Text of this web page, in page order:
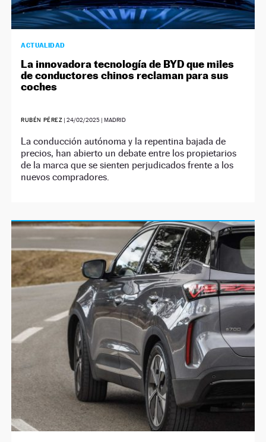
ACTUALIDAD
La innovadora tecnología de BYD que miles
de conductores chinos reclaman para sus
coches
RUBÉN PÉREZ |24/02/2025 | MADRID
La conducción autónoma y la repentina bajada de
precios, han abierto un debate entre los propietarios
de la marca que se sienten perjudicados frente a los
nuevos compradores.